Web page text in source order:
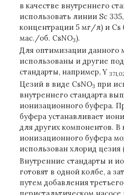
в качестве внутреннего
использовать линии Sc
концентрации 5 мг/л) и Cs
мас./об. CsNO3).
Для оптимизации данного
использованы и другие
стандарты, например, Y
Цезий в виде CsNO3 при
внутреннего стандарта
ионизационного буфера.
буфера устанавливает
для других компонентов. В
ионизационного буфера
использован хлорид цезия
Внутренние стандарты и
готовят в одной колбе, а
путем добавления